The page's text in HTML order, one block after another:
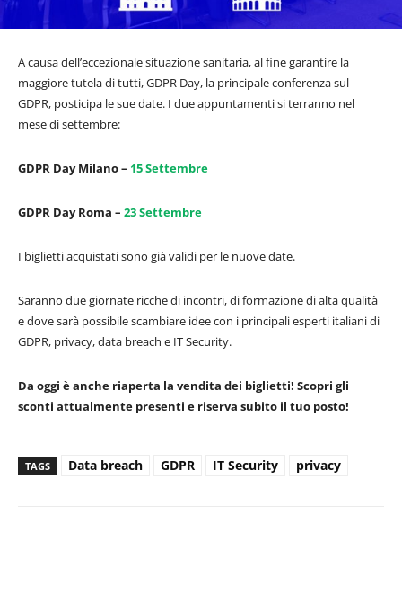
A causa dell’eccezionale situazione sanitaria, al fine garantire la
maggiore tutela di tutti, GDPR Day, la principale conferenza sul
GDPR, posticipa le sue date. I due appuntamenti si terranno nel
mese di settembre:
GDPR Day Milano – 15 Settembre
GDPR Day Roma – 23 Settembre
I biglietti acquistati sono già validi per le nuove date.
Saranno due giornate ricche di incontri, di formazione di alta qualità
e dove sarà possibile scambiare idee con i principali esperti italiani di
GDPR, privacy, data breach e IT Security.
Da oggi è anche riaperta la vendita dei biglietti! Scopri gli
sconti attualmente presenti e riserva subito il tuo posto!
TAGS Data breach GDPR IT Security privacy